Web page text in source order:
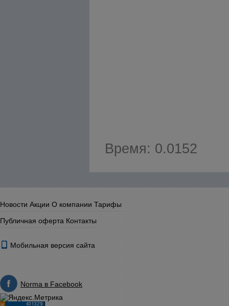
Время: 0.0152
Новости Акции О компании Тарифы
Публичная оферта Контакты
Мобильная версия сайта
Norma в Facebook